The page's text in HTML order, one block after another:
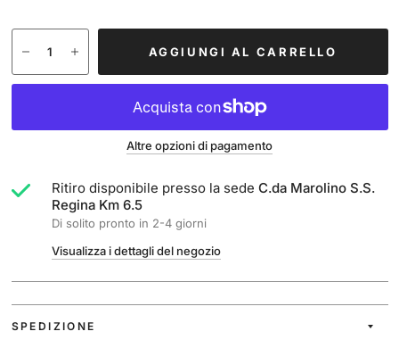
AGGIUNGI AL CARRELLO
Altre opzioni di pagamento
Ritiro disponibile presso la sede C.da Marolino S.S.
Regina Km 6.5
Di solito pronto in 2-4 giorni
Visualizza i dettagli del negozio
SPEDIZIONE